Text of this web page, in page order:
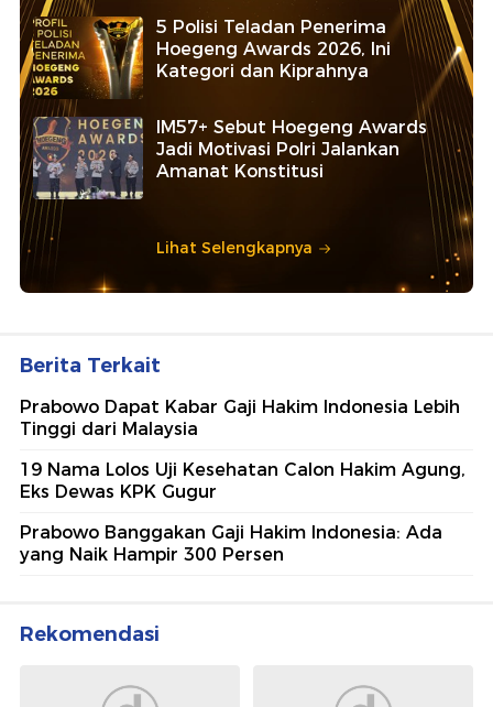
5 Polisi Teladan Penerima
Hoegeng Awards 2026, Ini
Kategori dan Kiprahnya
IM57+ Sebut Hoegeng Awards
Jadi Motivasi Polri Jalankan
Amanat Konstitusi
Lihat Selengkapnya
Berita Terkait
Prabowo Dapat Kabar Gaji Hakim Indonesia Lebih
Tinggi dari Malaysia
19 Nama Lolos Uji Kesehatan Calon Hakim Agung,
Eks Dewas KPK Gugur
Prabowo Banggakan Gaji Hakim Indonesia: Ada
yang Naik Hampir 300 Persen
Rekomendasi